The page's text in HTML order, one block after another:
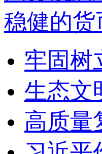
稳健的货
牢固树
生态
高质量